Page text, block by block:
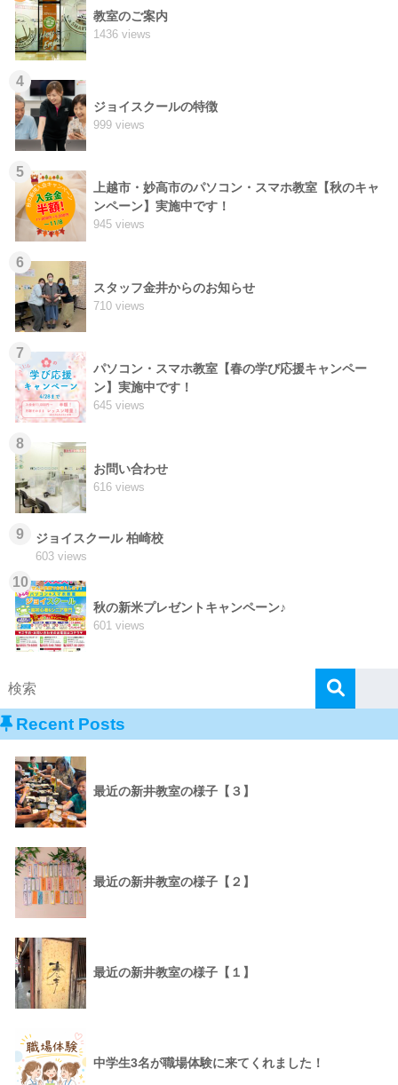
教室のご案内
1436 views
4
ジョイスクールの特徴
999 views
5
上越市・妙高市のパソコン・スマホ教室【秋のキャ
ンペーン】実施中です！
945 views
6
スタッフ金井からのお知らせ
710 views
7
パソコン・スマホ教室【春の学び応援キャンペー
ン】実施中です！
645 views
8
お問い合わせ
616 views
9 ジョイスクール 柏崎校
603 views
10
秋の新米プレゼントキャンペーン♪
601 views
Recent Posts
最近の新井教室の様子【３】
最近の新井教室の様子【２】
最近の新井教室の様子【１】
中学生3名が職場体験に来てくれました！